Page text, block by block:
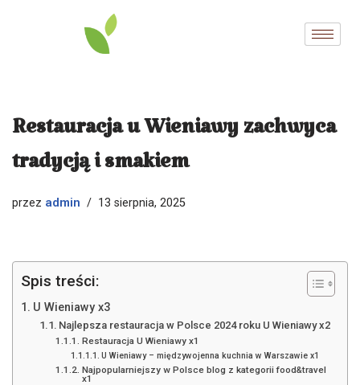
Restauracja u Wieniawy zachwyca
tradycją i smakiem
przez admin 13 sierpnia, 2025
Spis treści:
U Wieniawy x3
Najlepsza restauracja w Polsce 2024 roku U Wieniawy x2
Restauracja U Wieniawy x1
U Wieniawy – międzywojenna kuchnia w Warszawie x1
Najpopularniejszy w Polsce blog z kategorii food&travel
x1